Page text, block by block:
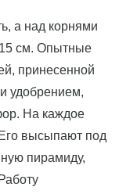
а над корнями
15 см. Опытные
принесенной
удобрением,
На каждое
высыпают под
пирамиду,